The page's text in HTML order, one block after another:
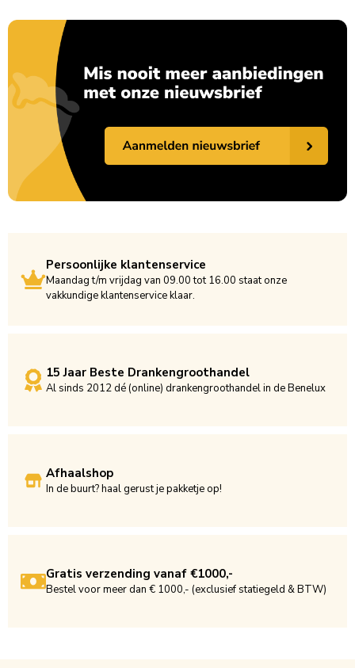
Persoonlijke klantenservice
Maandag t/m vrijdag van 09.00 tot 16.00 staat onze
vakkundige klantenservice klaar.
15 Jaar Beste Drankengroothandel
Al sinds 2012 dé (online) drankengroothandel in de Benelux
Afhaalshop
In de buurt? haal gerust je pakketje op!
Gratis verzending vanaf €1000,-
Bestel voor meer dan € 1000,- (exclusief statiegeld & BTW)